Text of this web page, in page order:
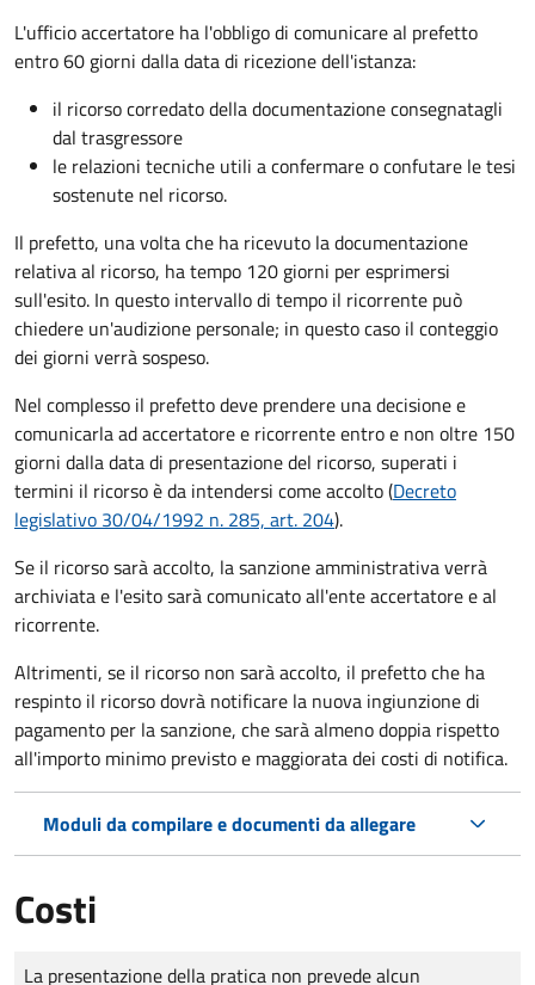
L'ufficio accertatore ha l'obbligo di comunicare al prefetto
entro 60 giorni dalla data di ricezione dell'istanza:
il ricorso corredato della documentazione consegnatagli
dal trasgressore
le relazioni tecniche utili a confermare o confutare le tesi
sostenute nel ricorso.
Il prefetto, una volta che ha ricevuto la documentazione
relativa al ricorso, ha tempo 120 giorni per esprimersi
sull'esito. In questo intervallo di tempo il ricorrente può
chiedere un'audizione personale; in questo caso il conteggio
dei giorni verrà sospeso.
Nel complesso il prefetto deve prendere una decisione e
comunicarla ad accertatore e ricorrente entro e non oltre 150
giorni dalla data di presentazione del ricorso, superati i
termini il ricorso è da intendersi come accolto (Decreto
legislativo 30/04/1992 n. 285, art. 204).
Se il ricorso sarà accolto, la sanzione amministrativa verrà
archiviata e l'esito sarà comunicato all'ente accertatore e al
ricorrente.
Altrimenti, se il ricorso non sarà accolto, il prefetto che ha
respinto il ricorso dovrà notificare la nuova ingiunzione di
pagamento per la sanzione, che sarà almeno doppia rispetto
all'importo minimo previsto e maggiorata dei costi di notifica.
Moduli da compilare e documenti da allegare
Costi
Tipo di pagamento
Importo
La presentazione della pratica non prevede alcun